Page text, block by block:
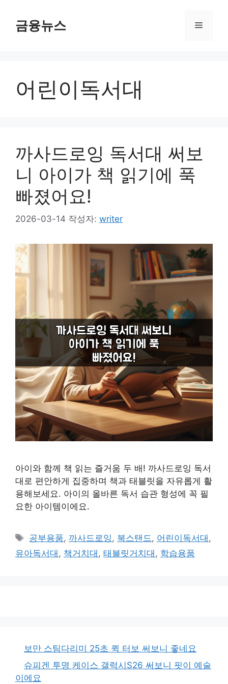
금융뉴스 메
어린이독서대
까사드로잉 독서대 써보
니 아이가 책 읽기에 푹
빠졌어요!
2026-03-14 작성자: writer
아이와 함께 책 읽는 즐거움 두 배! 까사드로잉 독서
대로 편안하게 집중하며 책과 태블릿을 자유롭게 활
용해보세요. 아이의 올바른 독서 습관 형성에 꼭 필
요한 아이템이에요.
태
그
공부용품, 까사드로잉 , 북스탠드 , 어린이독서대 ,
유아독서대 , 책거치대 , 태블릿거치대 , 학습용품
보만 스팀다리미 25초 퀵 터보 써보니 좋네요
슈피겐 투명 케이스 갤럭시S26 써보니 핏이 예술
이에요